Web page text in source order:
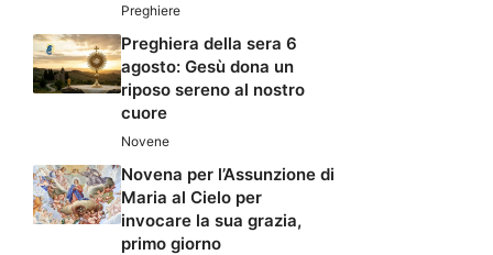
Preghiere
Preghiera della sera 6
agosto: Gesù dona un
riposo sereno al nostro
cuore
Novene
Novena per l’Assunzione di
Maria al Cielo per
invocare la sua grazia,
primo giorno